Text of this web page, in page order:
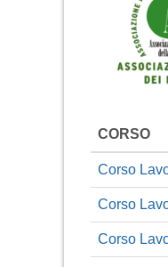
CORSO
Corso
Corso
Corso